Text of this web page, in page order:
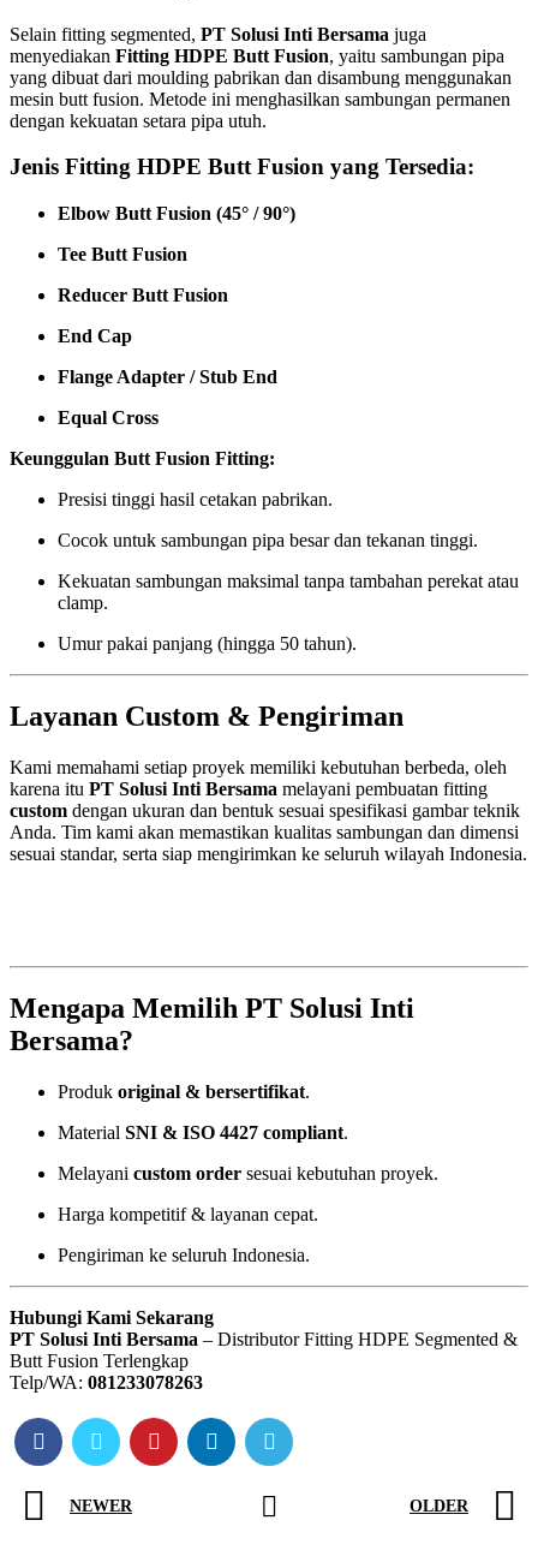
Selain fitting segmented, PT Solusi Inti Bersama juga
menyediakan Fitting HDPE Butt Fusion, yaitu sambungan pipa
yang dibuat dari moulding pabrikan dan disambung menggunakan
mesin butt fusion. Metode ini menghasilkan sambungan permanen
dengan kekuatan setara pipa utuh.
Jenis Fitting HDPE Butt Fusion yang Tersedia:
Elbow Butt Fusion (45° / 90°)
Tee Butt Fusion
Reducer Butt Fusion
End Cap
Flange Adapter / Stub End
Equal Cross
Keunggulan Butt Fusion Fitting:
Presisi tinggi hasil cetakan pabrikan.
Cocok untuk sambungan pipa besar dan tekanan tinggi.
Kekuatan sambungan maksimal tanpa tambahan perekat atau
clamp.
Umur pakai panjang (hingga 50 tahun).
Layanan Custom & Pengiriman
Kami memahami setiap proyek memiliki kebutuhan berbeda, oleh
karena itu PT Solusi Inti Bersama melayani pembuatan fitting
custom dengan ukuran dan bentuk sesuai spesifikasi gambar teknik
Anda. Tim kami akan memastikan kualitas sambungan dan dimensi
sesuai standar, serta siap mengirimkan ke seluruh wilayah Indonesia.
Mengapa Memilih PT Solusi Inti
Bersama?
Produk original & bersertifikat.
Material SNI & ISO 4427 compliant.
Melayani custom order sesuai kebutuhan proyek.
Harga kompetitif & layanan cepat.
Pengiriman ke seluruh Indonesia.
Hubungi Kami Sekarang
PT Solusi Inti Bersama – Distributor Fitting HDPE Segmented &
Butt Fusion Terlengkap
Telp/WA: 081233078263
NEWER OLDER